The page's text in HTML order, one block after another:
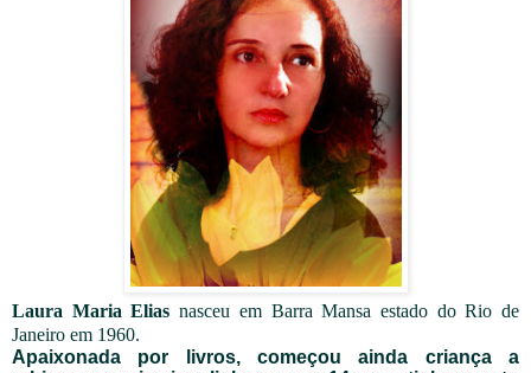
Laura Maria Elias nasceu em Barra Mansa estado do Rio de
Janeiro em 1960.
Apaixonada por livros, começou ainda criança a